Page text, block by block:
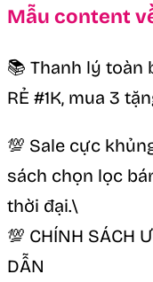
Mẫu content
📚 Thanh lý toàn
RẺ #1K, mua 3
💯 Sale cực
sách chọn lọc
thời đại.\
💯 CHÍNH SÁCH
DẪN